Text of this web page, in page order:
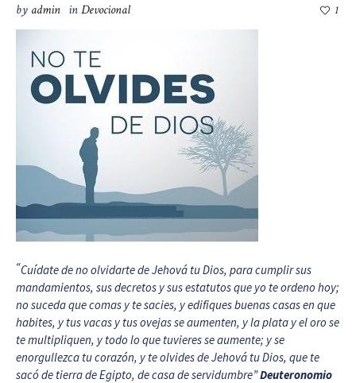
by admin inDevocional 1
“Cuídate de no olvidarte de Jehová tu Dios, para cumplir sus
mandamientos, sus decretos y sus estatutos que yo te ordeno hoy;
no suceda que comas y te sacies, y edifiques buenas casas en que
habites, y tus vacas y tus ovejas se aumenten, y la plata y el oro se
te multipliquen, y todo lo que tuvieres se aumente; y se
enorgullezca tu corazón, y te olvides de Jehová tu Dios, que te
sacó de tierra de Egipto, de casa de servidumbre”Deuteronomio